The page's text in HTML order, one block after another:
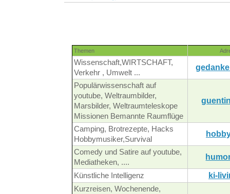
Themen
Wissenschaft,WIRTSCHAFT,
Verkehr , Umwelt ...
Populärwissenschaft auf
youtube, Weltraumbilder,
Marsbilder, Weltraumteleskope
Missionen Bemannte Raumflüge
Camping, Brotrezepte, Hacks
Hobbymusiker,Survival
Comedy und Satire auf youtube,
Mediatheken, ....
Künstliche Intelligenz ki-
Kurzreisen, Wochenende,